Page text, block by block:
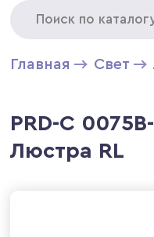
Главная Свет
PRD-C
Люстра RL